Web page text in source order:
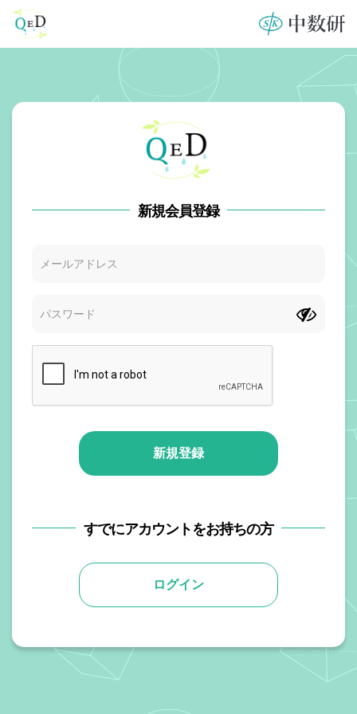
新規会員登録
新規登録
すでにアカウントをお持ちの方
ログイン